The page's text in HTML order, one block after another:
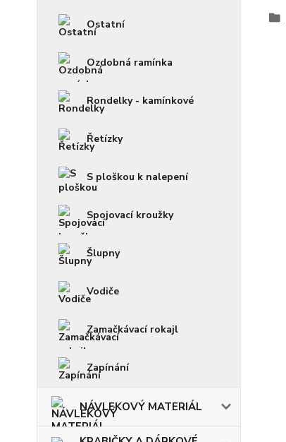
Ostatní
Ozdobná ramínka
Rondelky - kamínkové
Řetízky
S ploškou k nalepení
Spojovací kroužky
Šlupny
Vodiče
Zamačkávací rokajl
Zapínání
NÁVLEKOVÝ MATERIÁL